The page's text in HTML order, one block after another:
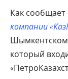
Как сообщает
компании
который